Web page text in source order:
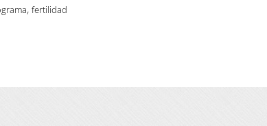
, fertilidad